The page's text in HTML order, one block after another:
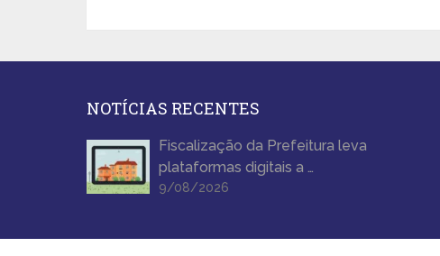
NOTÍCIAS RECENTES
Fiscalização da Prefeitura leva
plataformas digitais a …
9/08/2026